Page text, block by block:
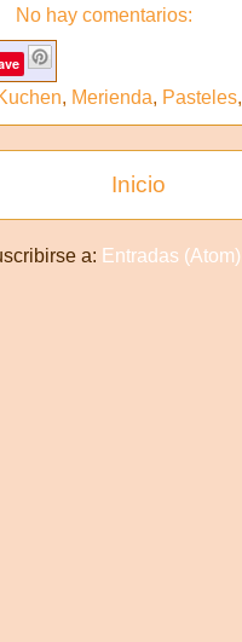
No hay comentarios:
, Merienda, Pasteles,
Inicio
a: Entradas (Atom)